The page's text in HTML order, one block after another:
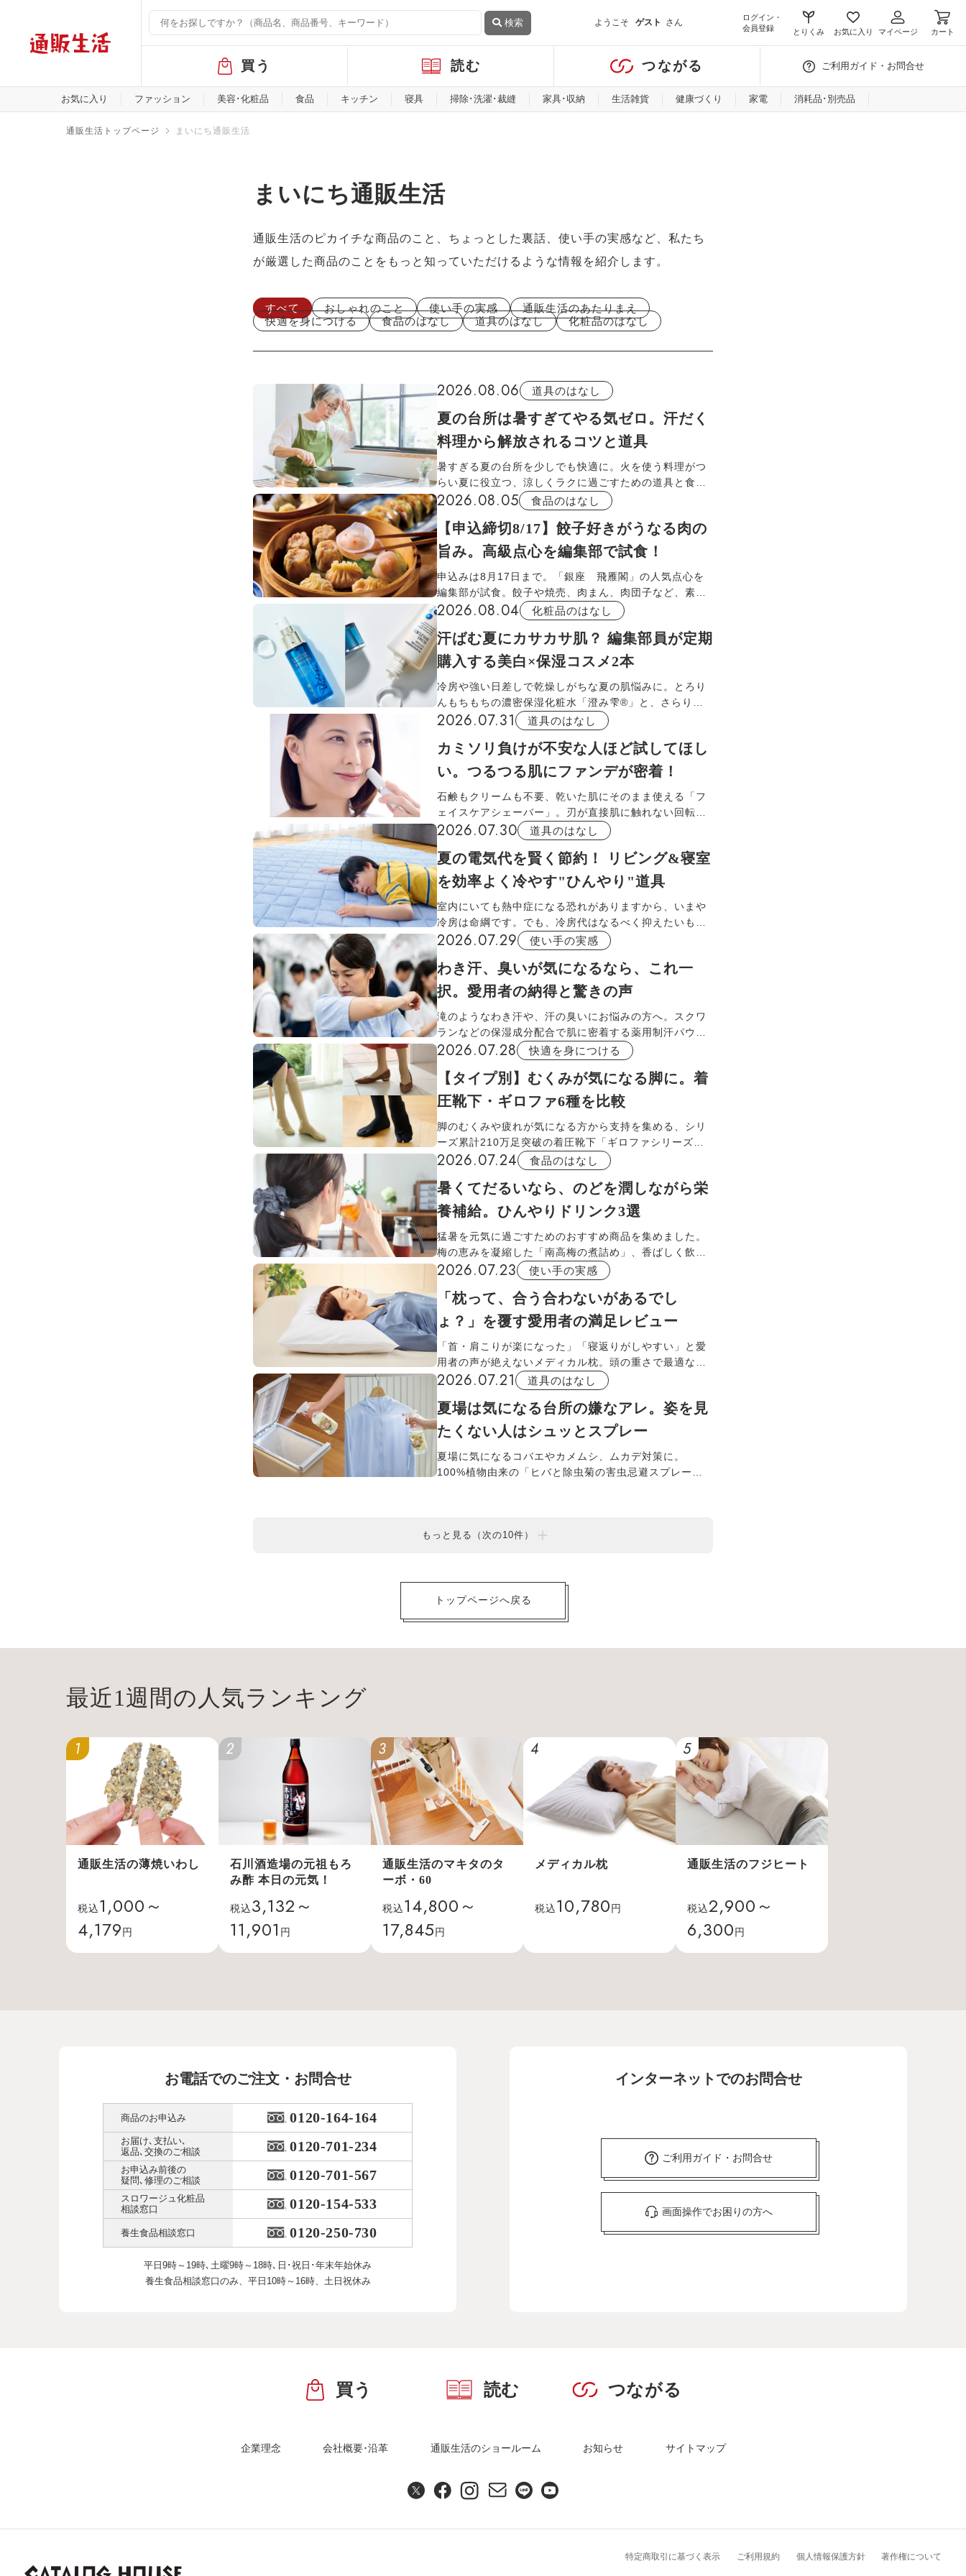
検索 ようこそ ゲスト さん
ログイン・
会員登録
とりくみ お気に入り マイページ カート
バ
ル
メ
買う 読む つながる ご利用ガイド・お問合せ
お気に入り ファッション 美容･化粧品 食品 キッチン 寝具 掃除･洗濯･裁縫 家具･収納 生活雑貨 健康づくり 家電 消耗品･別売品
通販生活トップページ まいにち通販生活
まいにち通販生活
通販生活のピカイチな商品のこと、ちょっとした裏話、使い手の実感など、私たち
が厳選した商品のことをもっと知っていただけるような情報を紹介します。
すべて おしゃれのこと 使い手の実感
通販生活のあたりまえ
快適を身につける
食品のはなし 道具のはなし 化粧品のはなし
2026.08.06 道具のはなし
夏の台所は暑すぎてやる気ゼロ。汗だく
料理から解放されるコツと道具
暑すぎる夏の台所を少しでも快適に。火を使う料理がつ
らい夏に役立つ、涼しくラクに過ごすための道具と食品
を厳選。扇風機で冷気を送る、冷却グッズで背中や首を
冷やす、火を使わずに作れる食品や調理道具を取り入れ
るなど、汗だく料理から解放される3つのコツと、道具を
ご紹介します。
2026.08.05 食品のはなし
【申込締切8/17】餃子好きがうなる肉の
旨み。高級点心を編集部で試食！
申込みは8月17日まで。「銀座 飛雁閣」の人気点心を
編集部が試食。餃子や焼売、肉まん、肉団子など、素材
の旨みと個性豊かな食感を楽しめる「点心頒布会」の魅
2026.08.04 化粧品のはなし
汗ばむ夏にカサカサ肌？ 編集部員が定期
購入する美白×保湿コスメ2本
冷房や強い日差しで乾燥しがちな夏の肌悩みに。とろり
んもちもちの濃密保湿化粧水「澄み雫®」と、さらり感
が魅力の美白オイル「潤むく®」を編集部員が定期購入
するその理由とは。薬用成分でシミと乾燥を同時にケア
する2品です。
2026.07.31 道具のはなし
カミソリ負けが不安な人ほど試してほし
い。つるつる肌にファンデが密着！
石鹸もクリームも不要、乾いた肌にそのまま使える「フ
ェイスケアシェーバー」。刃が直接肌に触れない回転刃
式なので、カミソリ負けの心配はなし。ハンドのカミソ
リ派だった編集部員が実際に使用し、うぶ毛処理からそ
の後の肌の変化までをリアルにレポートします。
2026.07.30 道具のはなし
夏の電気代を賢く節約！ リビング&寝室
を効率よく冷やす"ひんやり"道具
室内にいても熱中症になる恐れがありますから、いまや
冷房は命綱です。でも、冷房代はなるべく抑えたいも
の。太陽熱をカットする遮熱グッズや、接触冷感効果の
あるラグなど、通販生活おすすめの"ひんやり"道具で、
節電しながら涼しいリビングと寝室を作りませんか。
2026.07.29 使い手の実感
わき汗、臭いが気になるなら、これ一
択。愛用者の納得と驚きの声
滝のようなわき汗や、汗の臭いにお悩みの方へ。スクワ
ランなどの保湿成分配合で肌に密着する薬用制汗パウダ
ー「さらすず」をご紹介します。汗と結びついてゲル化
する有効成分の力で、朝から夕方までサラサラをキー
プ。家族で使い分けるのもおすすめ。
2026.07.28 快適を身につける
【タイプ別】むくみが気になる脚に。着
圧靴下・ギロファ6種を比較
脚のむくみや疲れが気になる方から支持を集める、シリ
ーズ累計210万足突破の着圧靴下「ギロファシリーズ」
から新作＆人気復活タイプが登場！入手できるのは通販
生活のみです。保湿成分を含んだアロエベラや足袋タイ
プが再登場し、パンプスに合う薄手のタイツタイプも仲
間入り。涼しいメッシュや就寝用など、ライフスタイル
にぴったりな一足がわかる比較ガイドです。
2026.07.24 食品のはなし
暑くてだるいなら、のどを潤しながら栄
養補給。ひんやりドリンク3選
猛暑を元気に過ごすためのおすすめ商品を集めました。
梅の恵みを凝縮した「南高梅の煮詰め」、香ばしく飲み
やすい「深蒸しごんぼ茶」、必須アミノ酸やクエン酸を
含む「元祖もろみ酢」。お好みの一品を見つけて、夏の
毎日に取り入れてみてください。
2026.07.23 使い手の実感
「枕って、合う合わないがあるでし
ょ？」を覆す愛用者の満足レビュー
「首・肩こりが楽になった」「寝返りがしやすい」と愛
用者の声が絶えないメディカル枕。頭の重さで最適な高
さに変わる凹凸構造のウレタンフォームと75cmのジャン
ボサイズが、多くの人に合う理由を紹介します。
2026.07.21 道具のはなし
夏場は気になる台所の嫌なアレ。姿を見
たくない人はシュッとスプレー
夏場に気になるコバエやカメムシ、ムカデ対策に。
100%植物由来の「ヒバと除虫菊の害虫忌避スプレー」
もっと見る（次の10件）
トップページへ戻る
最近1週間の人気ランキング
1
通販生活の薄焼いわし
税込1,000～
4,179円
2
石川酒造場の元祖もろ
み酢 本日の元気！
税込3,132～
11,901 円
3
通販生活のマキタのタ
ーボ・60
税込14,800～
17,845円
4
メディカル枕
税込10,780円
5
通販生活のフジヒート
税込2,900～
6,300円
お電話でのご注文・お問合せ
商品のお申込み 0120-164-164
お届け､支払い､
返品､交換のご相談
0120-701-234
お申込み前後の
疑問､修理のご相談
0120-701-567
スロワージュ化粧品
相談窓口
0120-154-533
養生食品相談窓口 0120-250-730
平日9時～19時､土曜9時～18時､ 日･祝日･年末年始休み
養生食品相談窓口のみ、 平日10時～16時、土日祝休み
インターネットでのお問合せ
ご利用ガイド・お問合せ
画面操作でお困りの方へ
買う 読む つながる
企業理念 会社概要･沿革 通販生活のショールーム お知らせ サイトマップ
特定商取引に基づく表示 ご利用規約 個人情報保護方針 著作権について